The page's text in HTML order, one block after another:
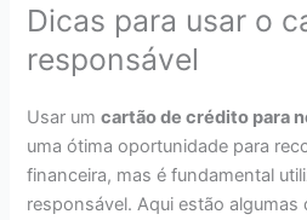
Dicas para usar o
responsável
Usar umcartão de crédito para
uma ótima oportunidade para
financeira, mas é fundamental
responsável. Aqui estão algumas